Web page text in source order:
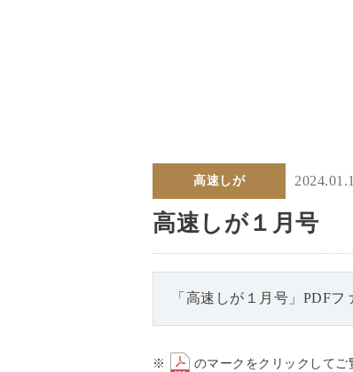
高速しが
高速しが１月号
「高速しが１月号」PDFフ
※ のマークをクリックしてご